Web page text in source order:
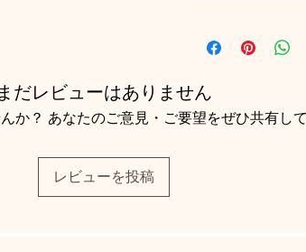
だレビューはありません
か？ あなたのご意見・ご要望をぜひ共有して
レビューを投稿